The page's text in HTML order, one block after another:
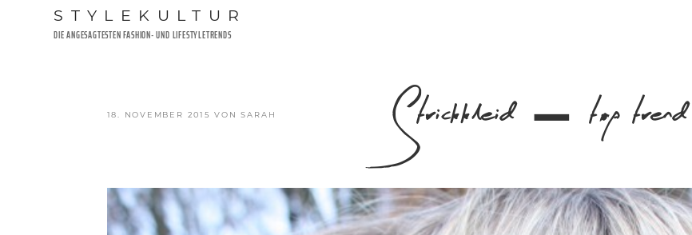
STYLEKULTUR
DIE ANGESAGTESTEN FASHION- UND LIFESTYLETRENDS
VERÖFFENTLICHT
18. NOVEMBER 2015 VONSARAH Strickkleid – top trend